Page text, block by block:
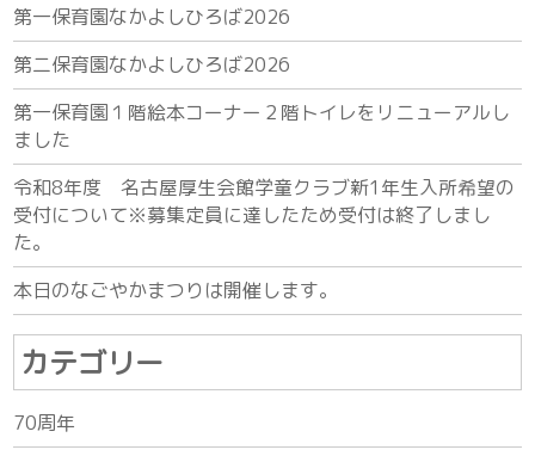
第一保育園なかよしひろば2026
第二保育園なかよしひろば2026
第一保育園１階絵本コーナー２階トイレをリニューアルし
ました
令和8年度 名古屋厚生会館学童クラブ新1年生入所希望の
受付について※募集定員に達したため受付は終了しまし
た。
本日のなごやかまつりは開催します。
カテゴリー
70周年